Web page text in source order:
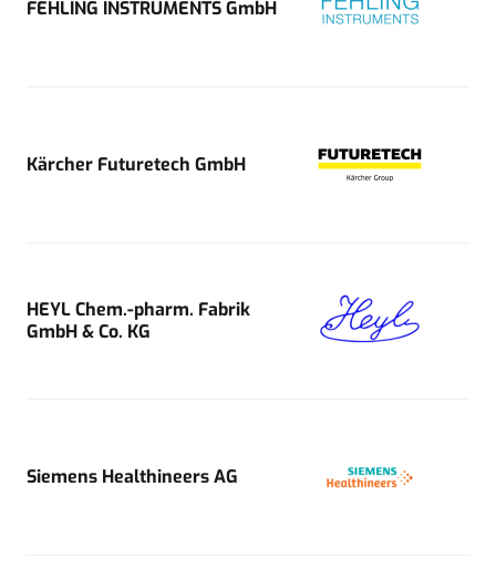
FEHLING INSTRUMENTS GmbH
Kärcher Futuretech GmbH
HEYL Chem.-pharm. Fabrik
GmbH & Co. KG
Siemens Healthineers AG